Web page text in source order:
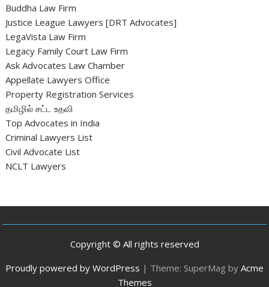
Buddha Law Firm
Justice League Lawyers [DRT Advocates]
LegaVista Law Firm
Legacy Family Court Law Firm
Ask Advocates Law Chamber
Appellate Lawyers Office
Property Registration Services
தமிழில் சட்ட உதவி
Top Advocates in India
Criminal Lawyers List
Civil Advocate List
NCLT Lawyers
Copyright © All rights reserved
Proudly powered by WordPress | Theme: SuperMag by Acme
Themes